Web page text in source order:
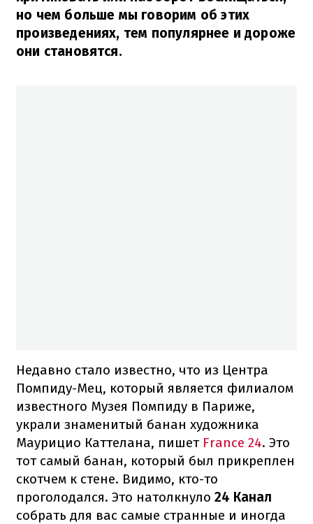
но чем больше мы говорим об этих
произведениях, тем популярнее и дороже
они становятся.
Недавно стало известно, что из Центра
Помпиду-Мец, который является филиалом
известного Музея Помпиду в Париже,
украли знаменитый банан художника
Маурицио Каттелана, пишет France 24. Это
тот самый банан, который был прикреплен
скотчем к стене. Видимо, кто-то
проголодался. Это натолкнуло 24 Канал
собрать для вас самые странные и иногда